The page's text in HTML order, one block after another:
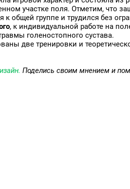
участке поля. Отметим, что
к общей группе и трудился без
, к индивидуальной работе на
голеностопного сустава.
две тренировки и
Поделись своим мнением и